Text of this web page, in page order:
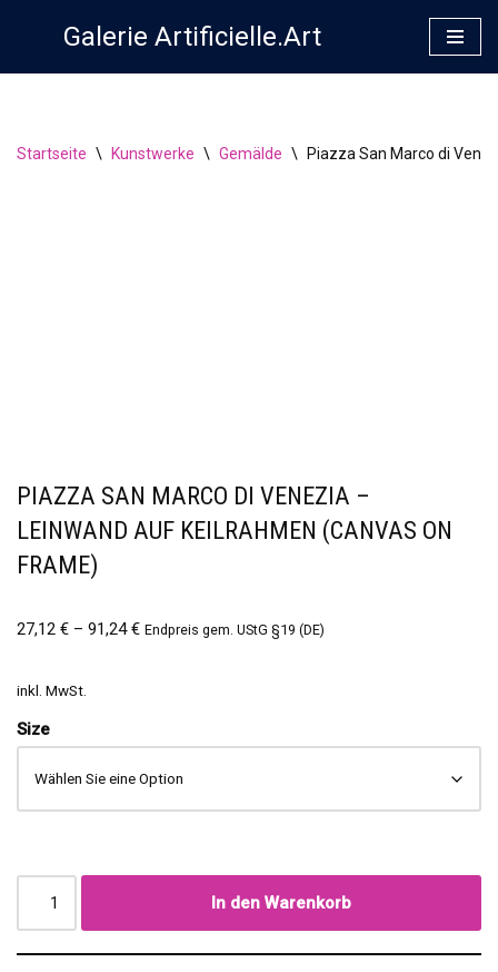
Galerie Artificielle.Art
Startseite \ Kunstwerke \ Gemälde \ Piazza San Marco di
PIAZZA SAN MARCO DI VENEZIA –
LEINWAND AUF KEILRAHMEN (CANVAS ON
FRAME)
27,12 € – 91,24€ Endpreis gem. UStG §19 (DE)
inkl. MwSt.
Size
In den Warenkorb